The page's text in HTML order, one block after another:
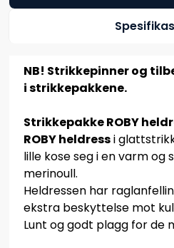
NB! Strikkepinner og
i strikkepakkene.
Strikkepakke ROBY
ROBY heldressi
lille kose seg i en varm og
merinoull.
Heldressen har
ekstra beskyttelse mot
Lunt og godt plagg for de